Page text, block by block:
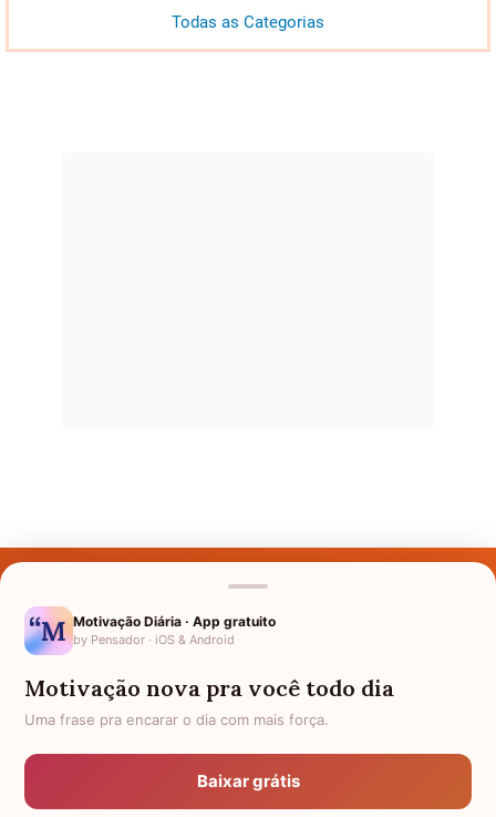
Todas as Categorias
Nomes pelo Mundo
Política de Privacidade
Anuncie
Motivação Diária · App gratuito
by Pensador · iOS & Android
Motivação nova pra você todo dia
Uma frase pra encarar o dia com mais força.
Baixar grátis